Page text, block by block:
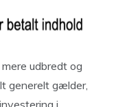
udbredt og
generelt gælder,
i